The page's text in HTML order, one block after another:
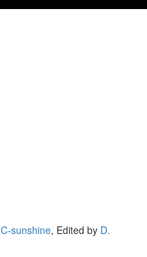
C-sunshine, Edited by D.